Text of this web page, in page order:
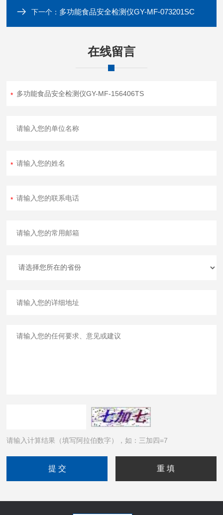
下一个： 多功能食品安全检测仪GY-MF-073201SC
在线留言
请输入计算结果（填写阿拉伯数字），如：三加四=7